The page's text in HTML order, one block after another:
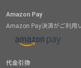
Amazon Pay
Amazon Pay決済がご利用
代金引換